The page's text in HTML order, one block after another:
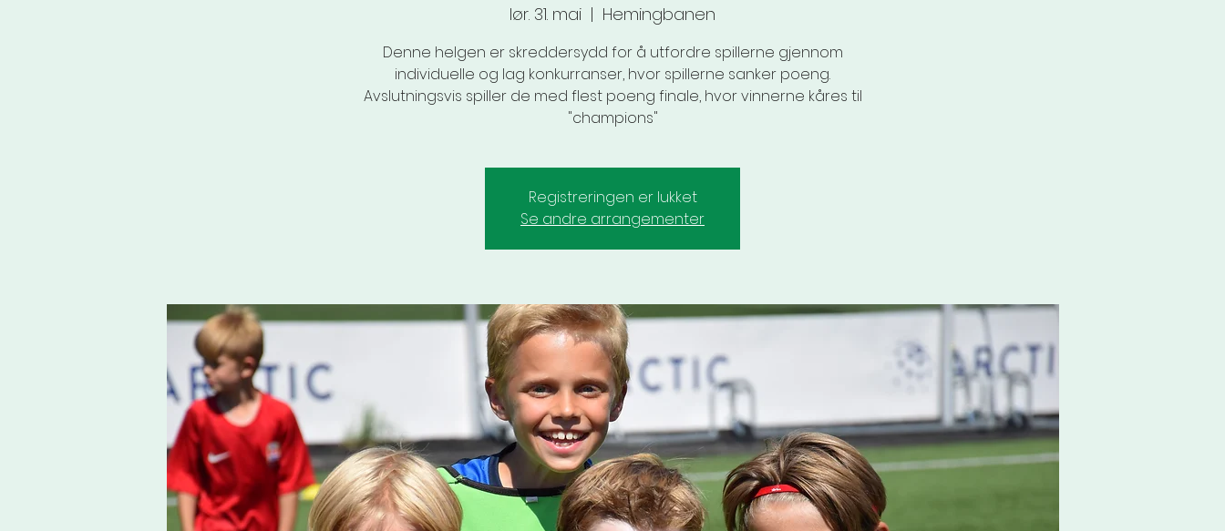
lør. 31. mai
  |
Hemingbanen
Denne helgen er skreddersydd for å utfordre spillerne gjennom
individuelle og lag konkurranser, hvor spillerne sanker poeng.
Avslutningsvis spiller de med flest poeng finale, hvor vinnerne kåres til
"champions"
Registreringen er lukket
Se andre arrangementer